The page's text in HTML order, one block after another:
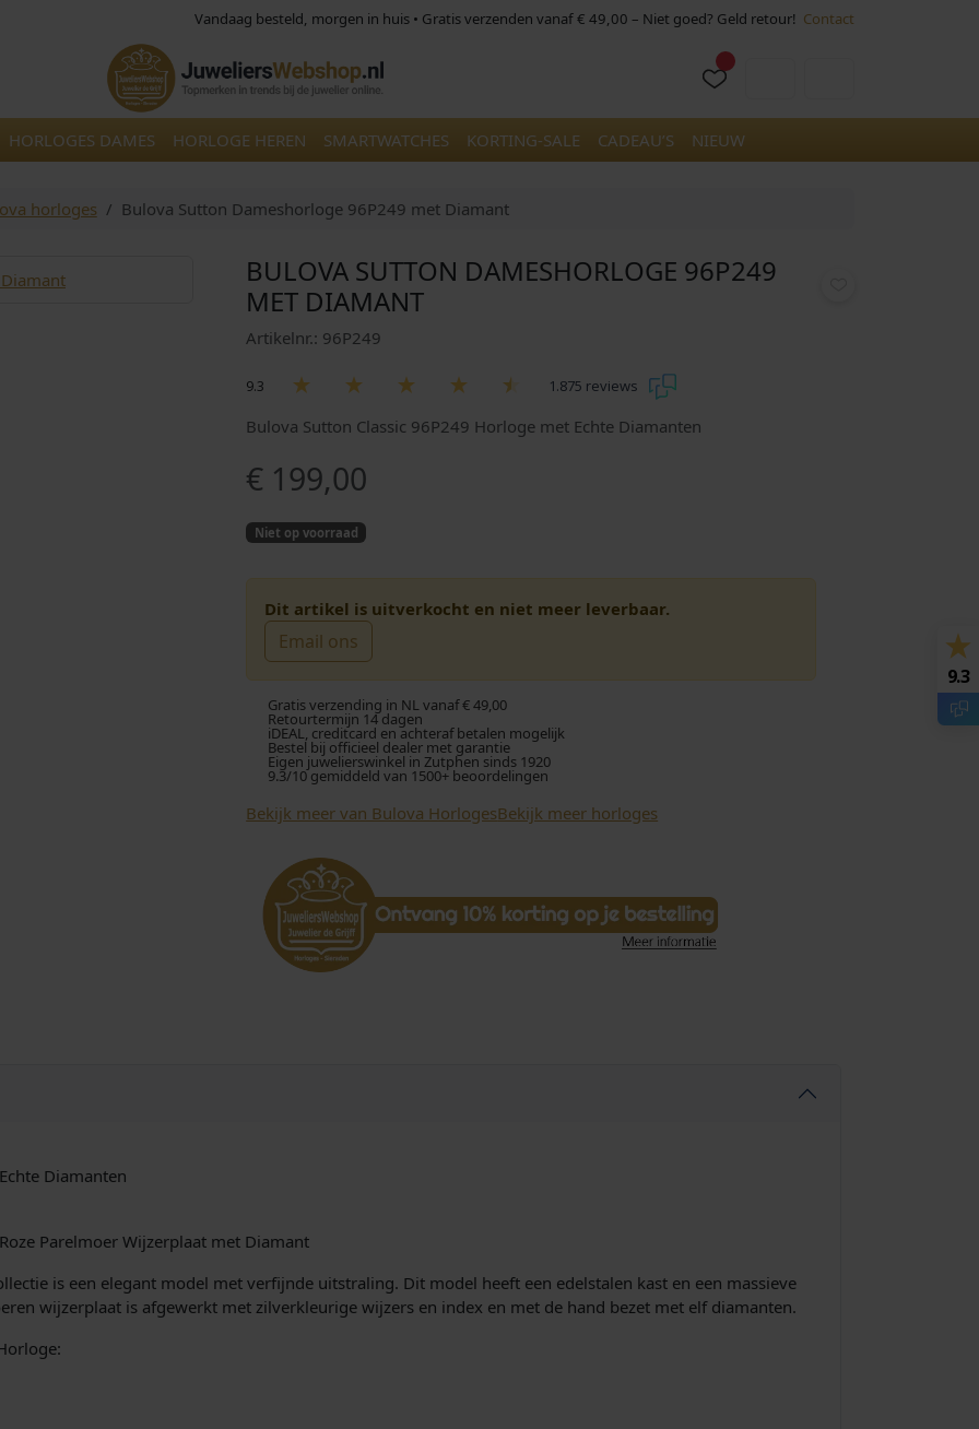
Vandaag besteld, morgen in huis • Gratis verzenden vanaf € 49,00 – Niet goed? Geld retour! Contact
HORLOGES DAMES HORLOGE HEREN SMARTWATCHES KORTING-SALE CADEAU’S NIEUW
horloges Bulova Sutton Dameshorloge 96P249 met Diamant
BULOVA SUTTON DAMESHORLOGE 96P249
MET DIAMANT
Artikelnr.: 96P249
9.3 1.875 reviews
Bulova Sutton Classic 96P249 Horloge met Echte Diamanten
€ 199,00
Niet op voorraad
Dit artikel is uitverkocht en niet meer leverbaar.
Email ons
Gratis verzending in NL vanaf € 49,00
Retourtermijn 14 dagen
iDEAL, creditcard en achteraf betalen mogelijk
Bestel bij officieel dealer met garantie
Eigen juwelierswinkel in Zutphen sinds 1920
9.3/10 gemiddeld van 1500+ beoordelingen
Bekijk meer van Bulova HorlogesBekijk meer horloges
Diamanten
Parelmoer Wijzerplaat met Diamant
is een elegant model met verfijnde uitstraling. Dit model heeft een edelstalen kast en een massieve
wijzerplaat is afgewerkt met zilverkleurige wijzers en index en met de hand bezet met elf diamanten.
9.3